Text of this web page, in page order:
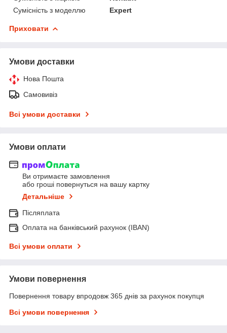
Сумісність з моделлю
Expert
Приховати
Умови доставки
Нова Пошта
Самовивіз
Всі умови доставки
Умови оплати
Ви отримаєте замовлення
або гроші повернуться на вашу картку
Детальніше
Післяплата
Оплата на банківський рахунок (IBAN)
Всі умови оплати
Умови повернення
Повернення товару впродовж 365 днів за рахунок покупця
Всі умови повернення